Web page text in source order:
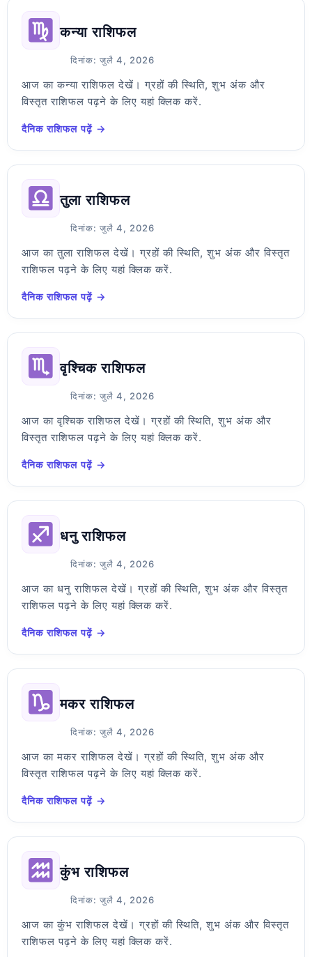
कन्या राशिफल
दिनांक: जुलै 4, 2026
आज का कन्या राशिफल देखें। ग्रहों की स्थिति, शुभ अंक और
विस्तृत राशिफल पढ़ने के लिए यहां क्लिक करें.
दैनिक राशिफल पढ़ें →
तुला राशिफल
दिनांक: जुलै 4, 2026
आज का तुला राशिफल देखें। ग्रहों की स्थिति, शुभ अंक और विस्तृत
राशिफल पढ़ने के लिए यहां क्लिक करें.
दैनिक राशिफल पढ़ें →
वृश्चिक राशिफल
दिनांक: जुलै 4, 2026
आज का वृश्चिक राशिफल देखें। ग्रहों की स्थिति, शुभ अंक और
विस्तृत राशिफल पढ़ने के लिए यहां क्लिक करें.
दैनिक राशिफल पढ़ें →
धनु राशिफल
दिनांक: जुलै 4, 2026
आज का धनु राशिफल देखें। ग्रहों की स्थिति, शुभ अंक और विस्तृत
राशिफल पढ़ने के लिए यहां क्लिक करें.
दैनिक राशिफल पढ़ें →
मकर राशिफल
दिनांक: जुलै 4, 2026
आज का मकर राशिफल देखें। ग्रहों की स्थिति, शुभ अंक और
विस्तृत राशिफल पढ़ने के लिए यहां क्लिक करें.
दैनिक राशिफल पढ़ें →
कुंभ राशिफल
दिनांक: जुलै 4, 2026
आज का कुंभ राशिफल देखें। ग्रहों की स्थिति, शुभ अंक और विस्तृत
राशिफल पढ़ने के लिए यहां क्लिक करें.